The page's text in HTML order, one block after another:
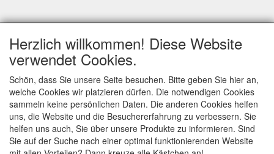
GESCHÄFT & INFO
Kontakt
Firmen Information
Portfolio
Disclaimer
Statement & Umwelt
Torten mit Dummies
Herzlich willkommen! Diese Website
verwendet Cookies.
Schön, dass Sie unsere Seite besuchen. Bitte geben Sie hier an,
welche Cookies wir platzieren dürfen. Die notwendigen Cookies
sammeln keine persönlichen Daten. Die anderen Cookies helfen
uns, die Website und die Besuchererfahrung zu verbessern. Sie
helfen uns auch, Sie über unsere Produkte zu informieren. Sind
Sie auf der Suche nach einer optimal funktionierenden Website